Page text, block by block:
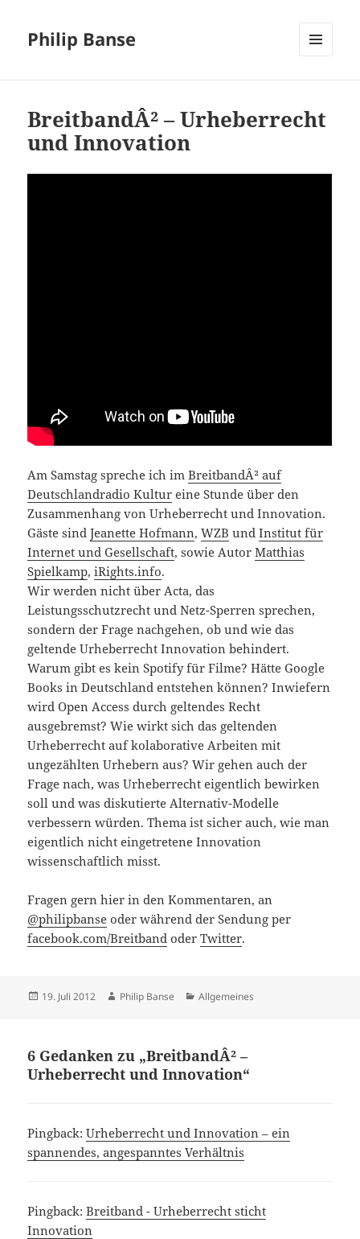
Philip Banse
BreitbandÂ² – Urheberrecht
und Innovation
Am Samstag spreche ich imBreitbandÂ² auf
Deutschlandradio Kultur eine Stunde über den
Zusammenhang von Urheberrecht und Innovation.
Gäste sindJeanette Hofmann,WZB undInstitut für
Internet und Gesellschaft, sowie AutorMatthias
Spielkamp,iRights.info.
Wir werden nicht über Acta, das
Leistungsschutzrecht und Netz-Sperren sprechen,
sondern der Frage nachgehen, ob und wie das
geltende Urheberrecht Innovation behindert.
Warum gibt es kein Spotify für Filme? Hätte Google
Books in Deutschland entstehen können? Inwiefern
wird Open Access durch geltendes Recht
ausgebremst? Wie wirkt sich das geltenden
Urheberrecht auf kolaborative Arbeiten mit
ungezählten Urhebern aus? Wir gehen auch der
Frage nach, was Urheberrecht eigentlich bewirken
soll und was diskutierte Alternativ-Modelle
verbessern würden. Thema ist sicher auch, wie man
eigentlich nicht eingetretene Innovation
wissenschaftlich misst.
Fragen gern hier in den Kommentaren, an
@philipbanse oder während der Sendung per
facebook.com/Breitband oderTwitter.
Veröffentlicht
19. Juli 2012 Autor
Philip Banse Kategorien
Allgemeines
6 Gedanken zu „BreitbandÂ² –
Urheberrecht und Innovation“
Pingback:Urheberrecht und Innovation – ein
spannendes, angespanntes Verhältnis
Pingback:Breitband - Urheberrecht sticht
Innovation